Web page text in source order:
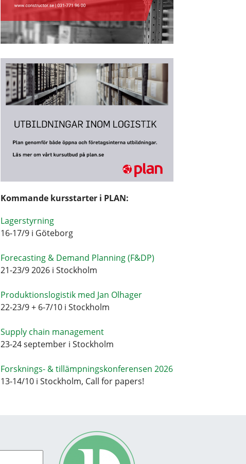
Kommande kursstarter i PLAN:
Lagerstyrning
16-17/9 i Göteborg
Forecasting & Demand Planning (F&DP)
21-23/9 2026 i Stockholm
Produktionslogistik med Jan Olhager
22-23/9 + 6-7/10 i Stockholm
Supply chain management
23-24 september i Stockholm
Forsknings- & tillämpningskonferensen 2026
13-14/10 i Stockholm, Call for papers!